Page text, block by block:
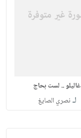
غاليلو .. لست بحاج
لـ نصري الصايغ